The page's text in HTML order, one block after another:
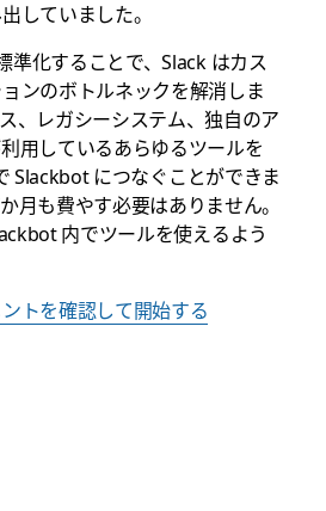
していました。
準化することで、Slack はカス
ンのボトルネックを解消しま
、レガシーシステム、独自のア
用しているあらゆるツールを
Slackbot につなぐことができま
月も費やす必要はありません。
内でツールを使えるよう
トを確認して開始する